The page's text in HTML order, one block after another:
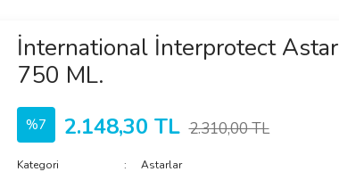
İnternational İnterprotect Astar
750 ML.
%7 2.148,30 TL 2.310,00 TL
Kategori
Astarlar